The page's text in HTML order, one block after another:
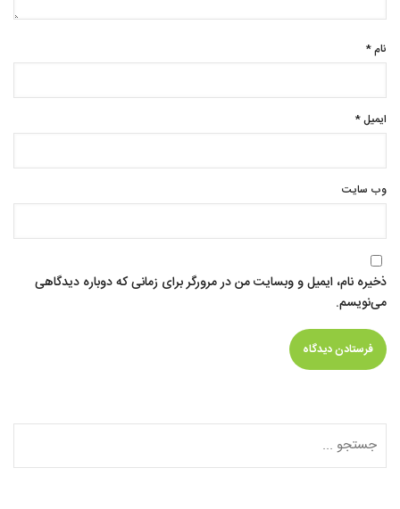
نام*
ایمیل*
وب‌ سایت
ذخیره نام، ایمیل و وبسایت من در مرورگر برای زمانی که دوباره دیدگاهی
می‌نویسم.